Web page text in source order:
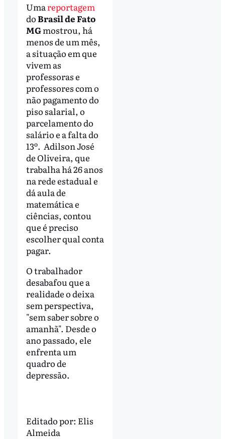
Umareportagem
doBrasil de Fato
MGmostrou, há
menos de um mês,
a situação em que
vivem as
professoras e
professores com o
não pagamento do
piso salarial, o
parcelamento do
salário e a falta do
13º. Adilson José
de Oliveira, que
trabalha há 26 anos
na rede estadual e
dá aula de
matemática e
ciências, contou
que é preciso
escolher qual conta
pagar.
O trabalhador
desabafou que a
realidade o deixa
sem perspectiva,
"sem saber sobre o
amanhã". Desde o
ano passado, ele
enfrenta um
quadro de
depressão.
Editado por: Elis
Almeida